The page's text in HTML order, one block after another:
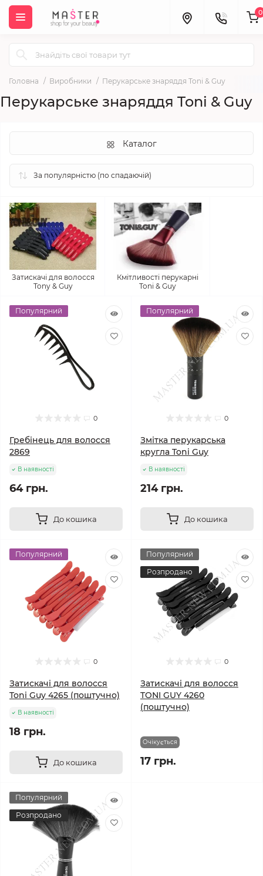
0
Головна Виробники Перукарське знаряддя Toni & Guy
Перукарське знаряддя Toni & Guy
Каталог
Затискачі для волосся
Tony & Guy
Кмітливості перукарні
Toni & Guy
Популярний
0
Гребінець для волосся
2869
В наявності
64 грн.
До кошика
Популярний
0
Змітка перукарська
кругла Toni Guy
В наявності
214 грн.
До кошика
Популярний
0
Затискачі для волосся
Toni Guy 4265 (поштучно)
В наявності
18 грн.
До кошика
Популярний
Розпродано
0
Затискачі для волосся
TONI GUY 4260
(поштучно)
Очікується
17 грн.
Популярний
Розпродано